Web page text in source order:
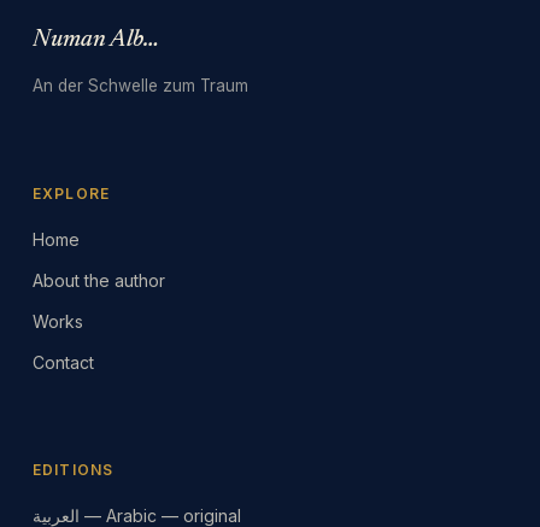
Numan Albarbari
An der Schwelle zum Traum
EXPLORE
Home
About the author
Works
Contact
EDITIONS
العربية — Arabic — original